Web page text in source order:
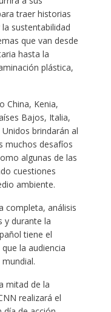
traer historias
sustentabilidad
que van desde
hasta la
plástica,
China, Kenia,
Bajos, Italia,
brindarán al
muchos desafíos
algunas de las
cuestiones
ambiente.
completa, análisis
y durante la
tiene el
que la audiencia
mitad de la
realizará el